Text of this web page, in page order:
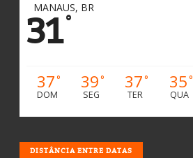
MANAUS, BR
31°
37°
DOM
39°
SEG
37°
TER
35°
QUA
DISTÂNCIA ENTRE DATAS